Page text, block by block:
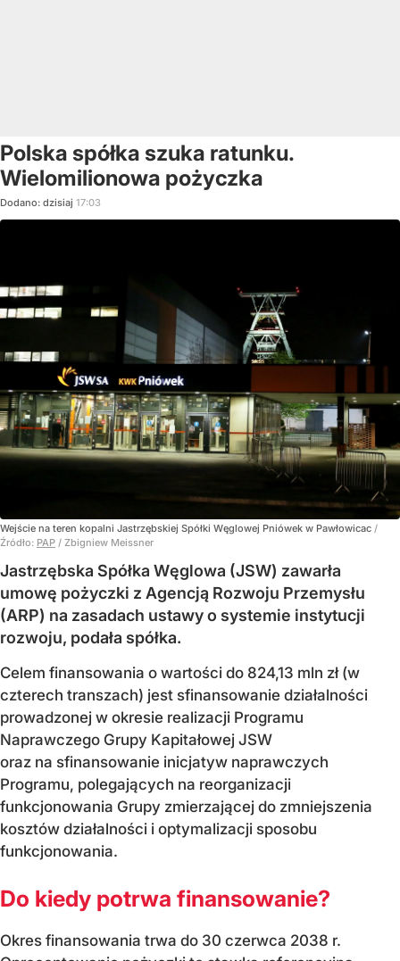
Polska spółka szuka ratunku.
Wielomilionowa pożyczka
Dodano: dzisiaj 17:03
Wejście na teren kopalni Jastrzębskiej Spółki Węglowej Pniówek w Pawłowicac /
Źródło: PAP / Zbigniew Meissner
Jastrzębska Spółka Węglowa (JSW) zawarła
umowę pożyczki z Agencją Rozwoju Przemysłu
(ARP) na zasadach ustawy o systemie instytucji
rozwoju, podała spółka.
Celem finansowania o wartości do 824,13 mln zł (w
czterech transzach) jest sfinansowanie działalności
prowadzonej w okresie realizacji Programu
Naprawczego Grupy Kapitałowej JSW
oraz na sfinansowanie inicjatyw naprawczych
Programu, polegających na reorganizacji
funkcjonowania Grupy zmierzającej do zmniejszenia
kosztów działalności i optymalizacji sposobu
funkcjonowania.
Do kiedy potrwa finansowanie?
Okres finansowania trwa do 30 czerwca 2038 r.